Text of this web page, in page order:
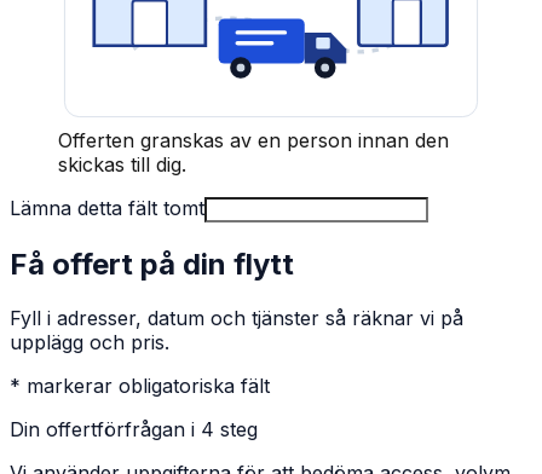
Offerten granskas av en person innan den
skickas till dig.
Lämna detta fält tomt
Få offert på din flytt
Fyll i adresser, datum och tjänster så räknar vi på
upplägg och pris.
* markerar obligatoriska fält
Din offertförfrågan i 4 steg